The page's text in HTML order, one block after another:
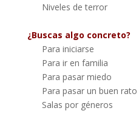
Niveles de terror
¿Buscas algo concreto?
Para iniciarse
Para ir en familia
Para pasar miedo
Para pasar un buen rato
Salas por géneros